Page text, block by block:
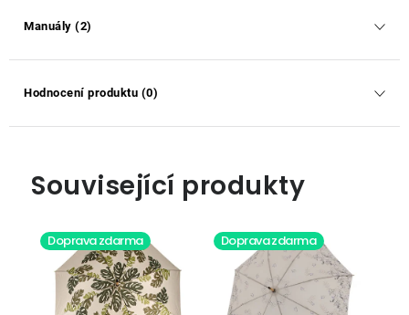
Manuály (2)
Hodnocení produktu (0)
Související produkty
Doprava zdarma Doprava zdarma